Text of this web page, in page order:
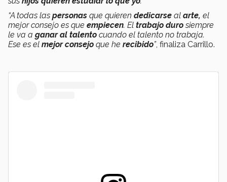
“A todas las personas que quieren dedicarse al arte, el
mejor consejo es que empiecen. El trabajo durosiempre
le va a ganar al talento cuando el talento no trabaja.
Ese es el mejor consejo que he recibido”, finaliza Carrillo.